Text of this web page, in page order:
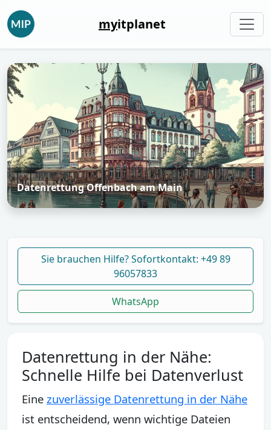
myitplanet
Datenrettung Offenbach am Main
Sie brauchen Hilfe? Sofortkontakt: +49 89
96057833
WhatsApp
Datenrettung in der Nähe:
Schnelle Hilfe bei Datenverlust
Eine zuverlässige Datenrettung in der Nähe
ist entscheidend, wenn wichtige Dateien